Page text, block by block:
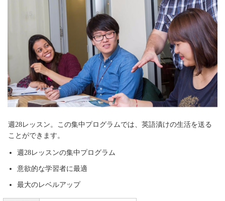
週28レッスン。この集中プログラムでは、英語漬けの生活を送る
ことができます。
週28レッスンの集中プログラム
意欲的な学習者に最適
最大のレベルアップ